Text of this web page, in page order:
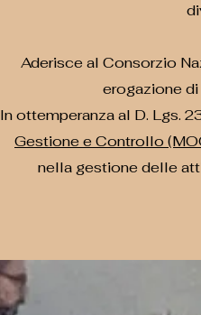
Aderisce al Consorzio
erogazione
In ottemperanza al D. Lgs.
Gestione e Controllo
nella gestione delle